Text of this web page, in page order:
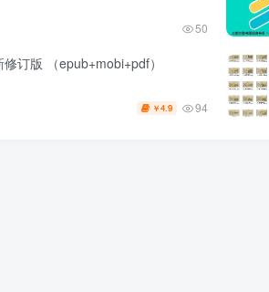
50
订版 （epub+mobi+pdf）
￥4.9 94